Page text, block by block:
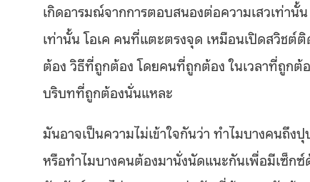
เกิดอารมณ์จากการตอบสนองต่อความเสวเท่านั้
เท่านั้น โอเค คนที่แตะตรงจุด เหมือนเปิดสวิช
ต้อง วิธีที่ถูกต้อง โดยคนที่ถูกต้อง ในเวลาที่ถูก
บริบทที่ถูกต้องนั่นแหละ
มันอาจเป็นความไม่เข้าใจกันว่า ทำไมบางคนถึ
หรือทำไมบางคนต้องมานั่งนัดแนะกันเพื่อมีเซ็ก